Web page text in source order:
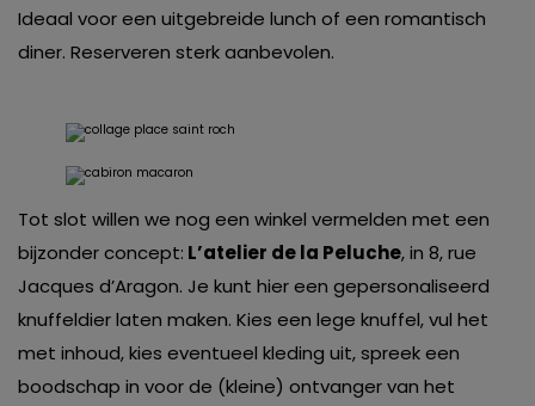
Ideaal voor een uitgebreide lunch of een romantisch
diner. Reserveren sterk aanbevolen.
Tot slot willen we nog een winkel vermelden met een
bijzonder concept: L’atelier de la Peluche, in 8, rue
Jacques d’Aragon. Je kunt hier een gepersonaliseerd
knuffeldier laten maken. Kies een lege knuffel, vul het
met inhoud, kies eventueel kleding uit, spreek een
boodschap in voor de (kleine) ontvanger van het